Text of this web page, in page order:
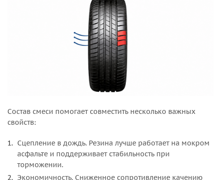
Состав смеси помогает совместить несколько важных
свойств:
Сцепление в дождь. Резина лучше работает на мокром
асфальте и поддерживает стабильность при
торможении.
Экономичность. Сниженное сопротивление качению